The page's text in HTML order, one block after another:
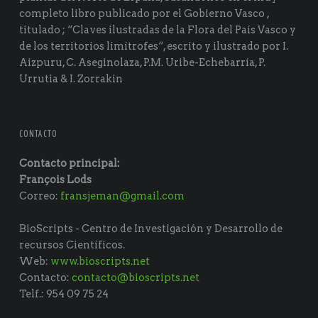
completo libro publicado por el Gobierno Vasco ,
titulado ; “Claves ilustradas de la Flora del País Vasco y
de los territorios limítrofes“, escrito y ilustrado por I.
Aizpuru, C. Aseginolaza, P.M. Uribe-Echebarría, P.
Urrutia & I. Zorrakin
CONTACTO
Contacto principal:
François Lods
Correo: fransjeman@gmail.com
BioScripts - Centro de Investigación y Desarrollo de
recursos Científicos.
Web: www.bioscripts.net
Contacto:contacto@bioscripts.net
Telf.: 954 09 75 24